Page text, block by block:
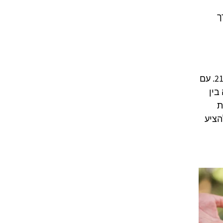
מגורים, אלא סביבת חיים המותאמת לצרכים המשתנים של המאה ה-21. עם